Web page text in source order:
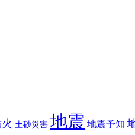
土砂災害 地震 地震予知